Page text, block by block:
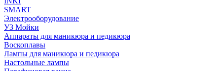
SMART
Электрооборудование
УЗ Мойки
Аппараты для маникюра и педикюра
Воскоплавы
Лампы для маникюра и педикюра
Настольные лампы